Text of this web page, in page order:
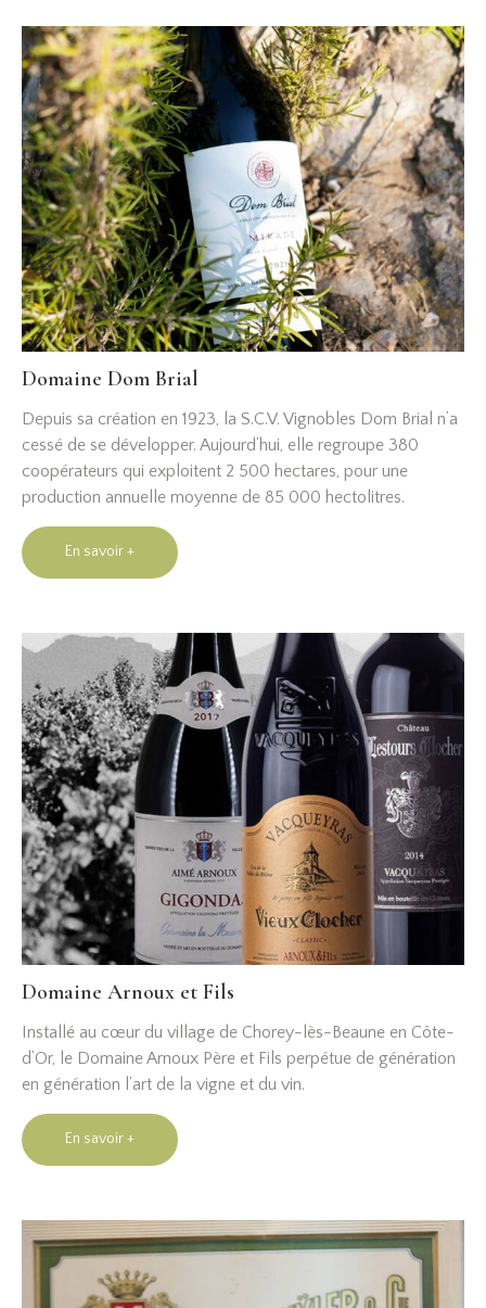
Domaine Dom Brial
Depuis sa création en 1923, la S.C.V. Vignobles Dom Brial n’a
cessé de se développer. Aujourd’hui, elle regroupe 380
coopérateurs qui exploitent 2 500 hectares, pour une
production annuelle moyenne de 85 000 hectolitres.
En savoir +
Domaine Arnoux et Fils
Installé au cœur du village de Chorey-lès-Beaune en Côte-
d’Or, le Domaine Arnoux Père et Fils perpétue de génération
en génération l’art de la vigne et du vin.
En savoir +